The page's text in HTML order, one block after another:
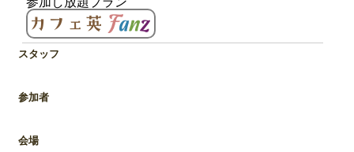
スタッフ
参加者
会場